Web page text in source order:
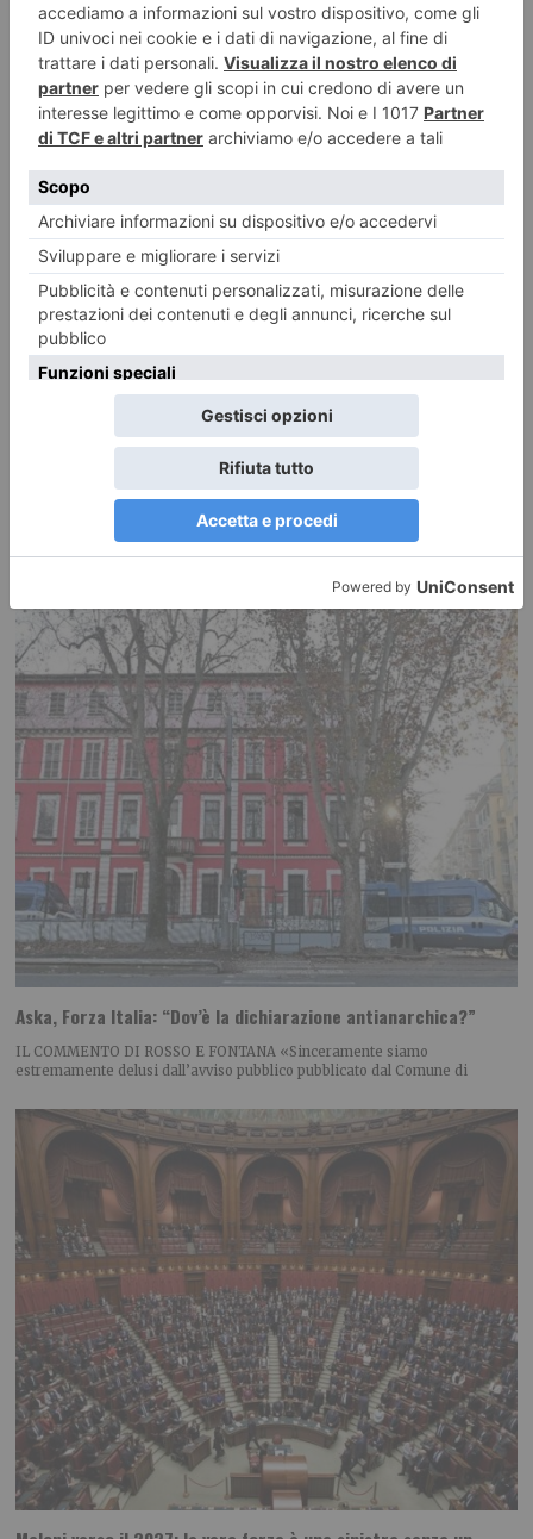
Nallo: “Lo screening neonatale esteso è realtà anche in
E’ un grande traguardo, frutto del lavoro che anche se dell’opposizione
Aska, Forza Italia: “Dov’è la dichiarazione antianarchica?”
IL COMMENTO DI ROSSO E FONTANA «Sinceramente siamo
estremamente delusi dall’avviso pubblico pubblicato dal Comune di